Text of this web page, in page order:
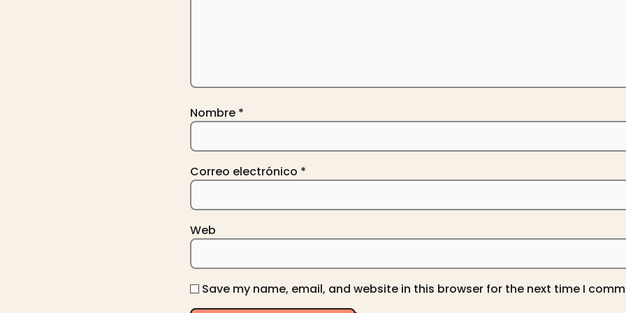
Nombre *
Correo electrónico *
Web
Save my name, email, and website in this browser for the next time I